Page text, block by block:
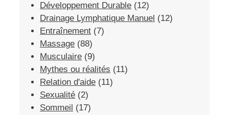
Développement Durable (12)
Drainage Lymphatique Manuel (12)
Entraînement (7)
Massage (88)
Musculaire (9)
Mythes ou réalités (11)
Relation d'aide (11)
Sexualité (2)
Sommeil (17)